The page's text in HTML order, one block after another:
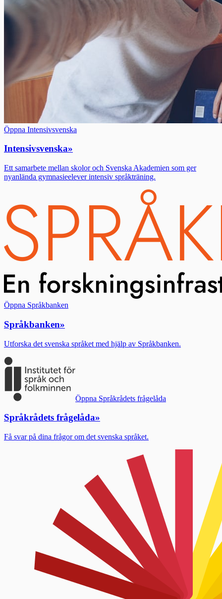
Öppna Intensivsvenska
Intensivsvenska»
Ett samarbete mellan skolor och Svenska Akademien som ger
nyanlända gymnasieelever intensiv språkträning.
Öppna Språkbanken
Språkbanken»
Utforska det svenska språket med hjälp av Språkbanken.
Öppna Språkrådets frågelåda
Språkrådets frågelåda»
Få svar på dina frågor om det svenska språket.